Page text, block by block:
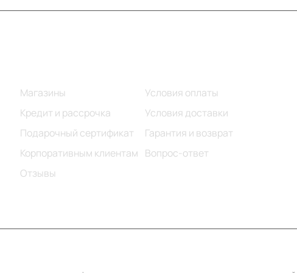
Магазины
Кредит и рассрочка
Подарочный сертификат
Корпоративным клиентам
Отзывы
Условия оплаты
Условия доставки
Гарантия и возврат
Вопрос-ответ